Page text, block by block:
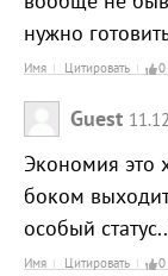
нужно
Имя Цитировать 0
Guest
Экономия это
боком
особый
Имя Цитировать 0